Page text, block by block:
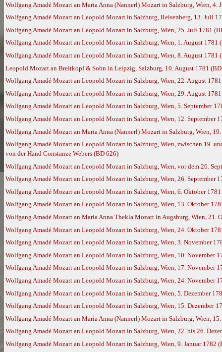
Wolfgang Amadé Mozart an Maria Anna (Nannerl) Mozart in Salzburg, Wien, 4.
Wolfgang Amadé Mozart an Leopold Mozart in Salzburg, Reisenberg, 13. Juli
Wolfgang Amadé Mozart an Leopold Mozart in Salzburg, Wien, 25. Juli 1781
Wolfgang Amadé Mozart an Leopold Mozart in Salzburg, Wien, 1. August 1781
Wolfgang Amadé Mozart an Leopold Mozart in Salzburg, Wien, 8. August 1781
Leopold Mozart an Breitkopf & Sohn in Leipzig, Salzburg, 10. August 1781
Wolfgang Amadé Mozart an Leopold Mozart in Salzburg, Wien, 22. August
Wolfgang Amadé Mozart an Leopold Mozart in Salzburg, Wien, 29. August
Wolfgang Amadé Mozart an Leopold Mozart in Salzburg, Wien, 5. September
Wolfgang Amadé Mozart an Leopold Mozart in Salzburg, Wien, 12. September
Wolfgang Amadé Mozart an Maria Anna (Nannerl) Mozart in Salzburg, Wien,
Wolfgang Amadé Mozart an Leopold Mozart in Salzburg, Wien, zwischen 19.
von der Hand Constanze Webers (BD 626)
Wolfgang Amadé Mozart an Leopold Mozart in Salzburg, Wien, vor dem 26.
Wolfgang Amadé Mozart an Leopold Mozart in Salzburg, Wien, 26. September
Wolfgang Amadé Mozart an Leopold Mozart in Salzburg, Wien, 6. Oktober
Wolfgang Amadé Mozart an Leopold Mozart in Salzburg, Wien, 13. Oktober
Wolfgang Amadé Mozart an Maria Anna Thekla Mozart in Augsburg, Wien, 21.
Wolfgang Amadé Mozart an Leopold Mozart in Salzburg, Wien, 24. Oktober
Wolfgang Amadé Mozart an Leopold Mozart in Salzburg, Wien, 3. November
Wolfgang Amadé Mozart an Leopold Mozart in Salzburg, Wien, 10. November
Wolfgang Amadé Mozart an Leopold Mozart in Salzburg, Wien, 17. November
Wolfgang Amadé Mozart an Leopold Mozart in Salzburg, Wien, 24. November
Wolfgang Amadé Mozart an Leopold Mozart in Salzburg, Wien, 5. Dezember
Wolfgang Amadé Mozart an Leopold Mozart in Salzburg, Wien, 15. Dezember
Wolfgang Amadé Mozart an Maria Anna (Nannerl) Mozart in Salzburg, Wien,
Wolfgang Amadé Mozart an Leopold Mozart in Salzburg, Wien, 22. bis 26.
Wolfgang Amadé Mozart an Leopold Mozart in Salzburg, Wien, 9. Januar 1782